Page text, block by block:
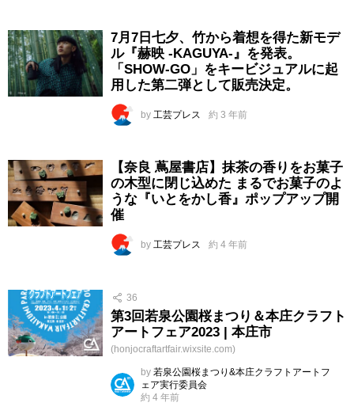
7月7日七夕、竹から着想を得た新モデ
ル『赫映 -KAGUYA-』を発表。
「SHOW-GO」をキービジュアルに起
用した第二弾として販売決定。
by 工芸プレス 約 3 年前
【奈良 蔦屋書店】抹茶の香りをお菓子
の木型に閉じ込めた まるでお菓子のよ
うな『いとをかし香』ポップアップ開
催
by 工芸プレス 約 4 年前
36
第3回若泉公園桜まつり＆本庄クラフト
アートフェア2023 | 本庄市
(honjocraftartfair.wixsite.com)
by 若泉公園桜まつり&本庄クラフトアートフ
ェア実行委員会
約 4 年前